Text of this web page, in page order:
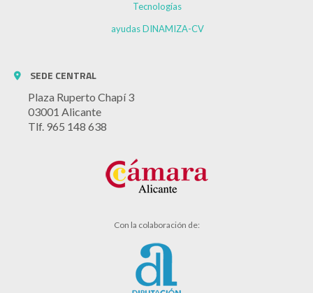
Tecnologías
ayudas DINAMIZA-CV
SEDE CENTRAL
Plaza Ruperto Chapí 3
03001 Alicante
Tlf. 965 148 638
Con la colaboración de: